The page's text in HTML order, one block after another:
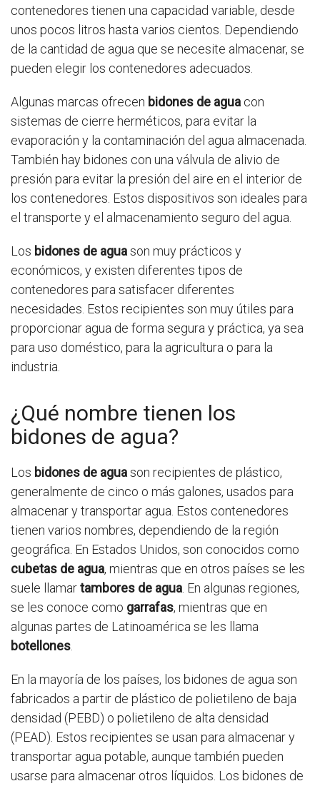
contenedores tienen una capacidad variable, desde
unos pocos litros hasta varios cientos. Dependiendo
de la cantidad de agua que se necesite almacenar, se
pueden elegir los contenedores adecuados.
Algunas marcas ofrecen bidones de agua con
sistemas de cierre herméticos, para evitar la
evaporación y la contaminación del agua almacenada.
También hay bidones con una válvula de alivio de
presión para evitar la presión del aire en el interior de
los contenedores. Estos dispositivos son ideales para
el transporte y el almacenamiento seguro del agua.
Los bidones de aguason muy prácticos y
económicos, y existen diferentes tipos de
contenedores para satisfacer diferentes
necesidades. Estos recipientes son muy útiles para
proporcionar agua de forma segura y práctica, ya sea
para uso doméstico, para la agricultura o para la
industria.
¿Qué nombre tienen los
bidones de agua?
Los bidones de aguason recipientes de plástico,
generalmente de cinco o más galones, usados para
almacenar y transportar agua. Estos contenedores
tienen varios nombres, dependiendo de la región
geográfica. En Estados Unidos, son conocidos como
cubetas de agua, mientras que en otros países se les
suele llamartambores de agua . En algunas regiones,
se les conoce como garrafas, mientras que en
algunas partes de Latinoamérica se les llama
botellones
En la mayoría de los países, los bidones de agua son
fabricados a partir de plástico de polietileno de baja
densidad (PEBD) o polietileno de alta densidad
(PEAD). Estos recipientes se usan para almacenar y
transportar agua potable, aunque también pueden
usarse para almacenar otros líquidos. Los bidones de